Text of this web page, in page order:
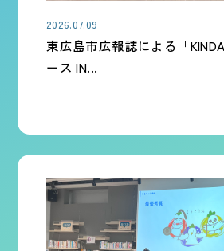
2026.07.09
東広島市広報誌による「
ース IN...